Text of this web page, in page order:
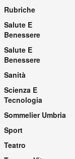
Rubriche
Salute E
Benessere
Salute E
Benessere
Sanità
Scienza E
Tecnologia
Sommelier Umbria
Sport
Teatro